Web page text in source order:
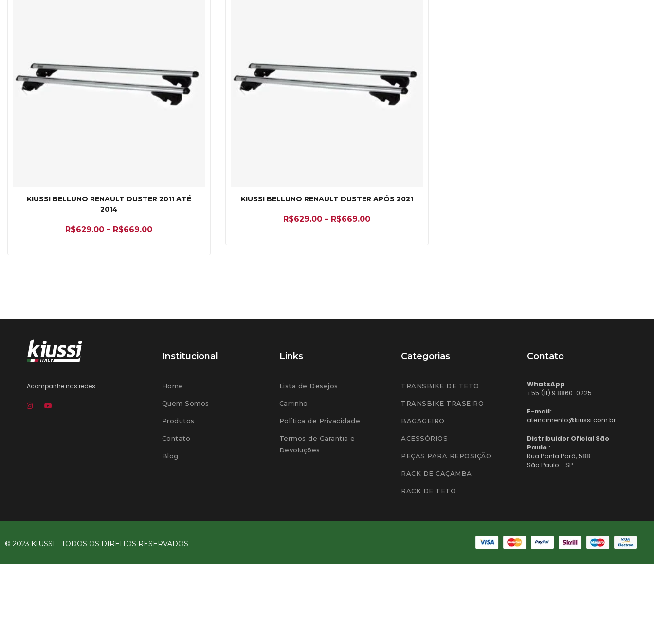
KIUSSI BELLUNO RENAULT DUSTER 2011 ATÉ
2014
R$629.00 – R$669.00
KIUSSI BELLUNO RENAULT DUSTER APÓS 2021
R$629.00 – R$669.00
Acompanhe nas redes
Institucional
Home
Quem Somos
Produtos
Contato
Blog
Links
Lista de Desejos
Carrinho
Política de Privacidade
Termos de Garantia e
Devoluções
Categorias
TRANSBIKE DE TETO
TRANSBIKE TRASEIRO
BAGAGEIRO
ACESSÓRIOS
PEÇAS PARA REPOSIÇÃO
RACK DE CAÇAMBA
RACK DE TETO
Contato
WhatsApp
+55 (11) 9 8860-0225
E-mail:
atendimento@kiussi.com.br
Distribuidor Oficial São
Paulo :
Rua Ponta Porã, 588
São Paulo - SP
© 2023 KIUSSI - TODOS OS DIREITOS RESERVADOS